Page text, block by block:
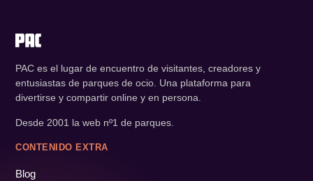
PAC es el lugar de encuentro de visitantes, creadores y
entusiastas de parques de ocio. Una plataforma para
divertirse y compartir online y en persona.
Desde 2001 la web nº1 de parques.
CONTENIDO EXTRA
Blog